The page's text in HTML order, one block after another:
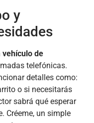
y
vehículo de
telefónicas.
detalles como:
o si necesitarás
sabrá qué esperar
Créeme, un simple